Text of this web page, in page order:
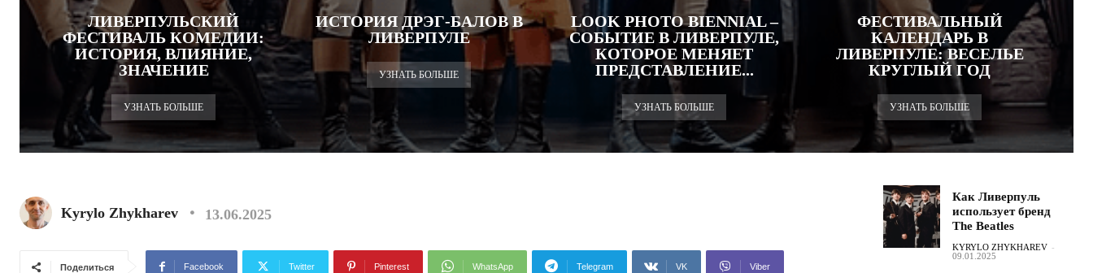
ЛИВЕРПУЛЬСКИЙ
ФЕСТИВАЛЬ КОМЕДИИ:
ИСТОРИЯ, ВЛИЯНИЕ,
ЗНАЧЕНИЕ
УЗНАТЬ БОЛЬШЕ
ИСТОРИЯ ДРЭГ-БАЛОВ В
ЛИВЕРПУЛЕ
УЗНАТЬ БОЛЬШЕ
LOOK PHOTO BIENNIAL –
СОБЫТИЕ В ЛИВЕРПУЛЕ,
КОТОРОЕ МЕНЯЕТ
ПРЕДСТАВЛЕНИЕ...
УЗНАТЬ БОЛЬШЕ
ФЕСТИВАЛЬНЫЙ
КАЛЕНДАРЬ В
ЛИВЕРПУЛЕ: ВЕСЕЛЬЕ
КРУГЛЫЙ ГОД
УЗНАТЬ БОЛЬШЕ
Kyrylo Zhykharev 13.06.2025
Поделиться Facebook Twitter Pinterest WhatsApp Telegram VK Viber
Как Ливерпуль
использует бренд
The Beatles
KYRYLO ZHYKHAREV -
09.01.2025